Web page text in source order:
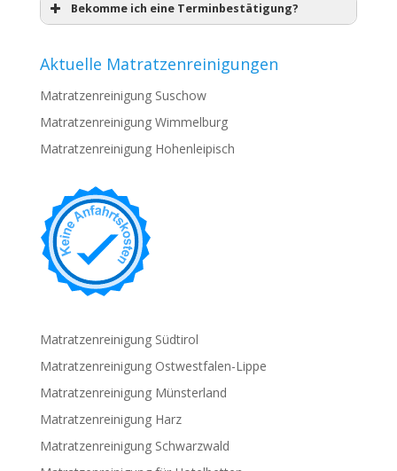
Bekomme ich eine Terminbestätigung?
Aktuelle Matratzenreinigungen
Matratzenreinigung Suschow
Matratzenreinigung Wimmelburg
Matratzenreinigung Hohenleipisch
Matratzenreinigung Südtirol
Matratzenreinigung Ostwestfalen-Lippe
Matratzenreinigung Münsterland
Matratzenreinigung Harz
Matratzenreinigung Schwarzwald